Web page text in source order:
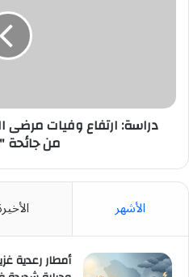
من
جائحة
"كورونا"
دراسة: ارتفاع وفيات مرضى
من جائحة
الأشهر
أمطار رعدية